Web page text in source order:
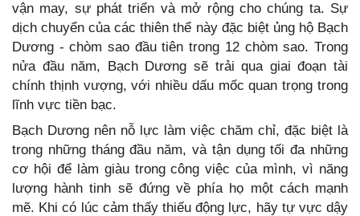
vận may, sự phát triển và mở rộng cho chúng ta. Sự
dịch chuyển của các thiên thể này đặc biệt ủng hộ Bạch
Dương - chòm sao đầu tiên trong 12 chòm sao. Trong
nửa đầu năm, Bạch Dương sẽ trải qua giai đoạn tài
chính thịnh vượng, với nhiều dấu mốc quan trọng trong
lĩnh vực tiền bạc.
Bạch Dương nên nỗ lực làm việc chăm chỉ, đặc biệt là
trong những tháng đầu năm, và tận dụng tối đa những
cơ hội để làm giàu trong công việc của mình, vì năng
lượng hành tinh sẽ đứng về phía họ một cách mạnh
mẽ. Khi có lúc cảm thấy thiếu động lực, hãy tự vực dậy